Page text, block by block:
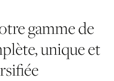
gammede
uniqueet